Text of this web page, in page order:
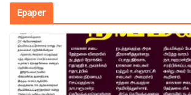
Epaper